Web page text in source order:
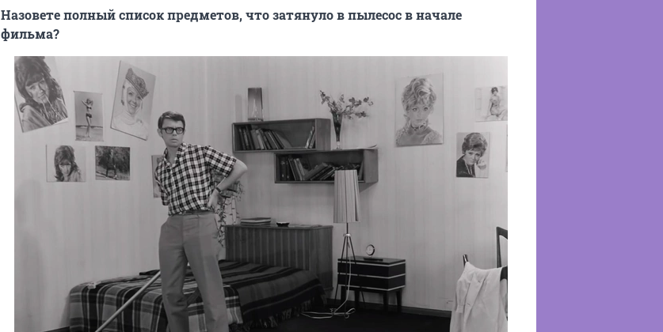
Назовете полный список предметов, что затянуло в пылесос в начале
фильма?